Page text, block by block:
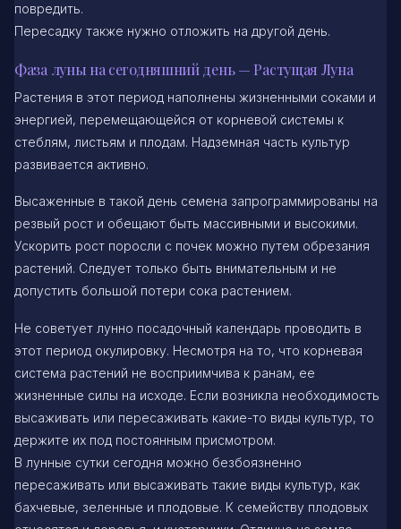
повредить.
Пересадку также нужно отложить на другой день.
Фаза луны на сегодняшний день — Растущая Луна
Растения в этот период наполнены жизненными соками и
энергией, перемещающейся от корневой системы к
стеблям, листьям и плодам. Надземная часть культур
развивается активно.
Высаженные в такой день семена запрограммированы на
резвый рост и обещают быть массивными и высокими.
Ускорить рост поросли с почек можно путем обрезания
растений. Следует только быть внимательным и не
допустить большой потери сока растением.
Не советует лунно посадочный календарь проводить в
этот период окулировку. Несмотря на то, что корневая
система растений не восприимчива к ранам, ее
жизненные силы на исходе. Если возникла необходимость
высаживать или пересаживать какие-то виды культур, то
держите их под постоянным присмотром.
В лунные сутки сегодня можно безбоязненно
пересаживать или высаживать такие виды культур, как
бахчевые, зеленные и плодовые. К семейству плодовых